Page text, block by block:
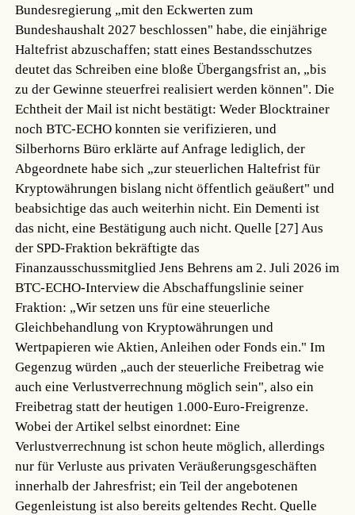
Bundesregierung „mit den Eckwerten zum
Bundeshaushalt 2027 beschlossen" habe, die einjährige
Haltefrist abzuschaffen; statt eines Bestandsschutzes
deutet das Schreiben eine bloße Übergangsfrist an, „bis
zu der Gewinne steuerfrei realisiert werden können". Die
Echtheit der Mail ist nicht bestätigt: Weder Blocktrainer
noch BTC-ECHO konnten sie verifizieren, und
Silberhorns Büro erklärte auf Anfrage lediglich, der
Abgeordnete habe sich „zur steuerlichen Haltefrist für
Kryptowährungen bislang nicht öffentlich geäußert" und
beabsichtige das auch weiterhin nicht. Ein Dementi ist
das nicht, eine Bestätigung auch nicht.Quelle [27] Aus
der SPD-Fraktion bekräftigte das
Finanzausschussmitglied Jens Behrens am 2. Juli 2026 im
BTC-ECHO-Interview die Abschaffungslinie seiner
Fraktion: „Wir setzen uns für eine steuerliche
Gleichbehandlung von Kryptowährungen und
Wertpapieren wie Aktien, Anleihen oder Fonds ein." Im
Gegenzug würden „auch der steuerliche Freibetrag wie
auch eine Verlustverrechnung möglich sein", also ein
Freibetrag statt der heutigen 1.000-Euro-Freigrenze.
Wobei der Artikel selbst einordnet: Eine
Verlustverrechnung ist schon heute möglich, allerdings
nur für Verluste aus privaten Veräußerungsgeschäften
innerhalb der Jahresfrist; ein Teil der angebotenen
Gegenleistung ist also bereits geltendes Recht.Quelle